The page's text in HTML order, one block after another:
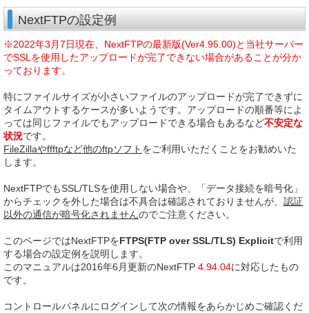
NextFTPの設定例
※2022年3月7日現在、NextFTPの最新版(Ver4.95.00)と当社サーバー
でSSLを使用したアップロードが完了できない場合があることが分か
っております。
特にファイルサイズが小さいファイルのアップロードが完了できずに
タイムアウトするケースが多いようです。アップロードの順番等によ
っては同じファイルでもアップロードできる場合もあるなど不安定な
状況です。
FileZillaやffftpなど他のftpソフト をご利用いただくことをお勧めいた
します。
NextFTPでもSSL/TLSを使用しない場合や、「データ接続を暗号化」
からチェックを外した場合は不具合は確認されておりませんが、 認証
以外の通信が暗号化されませんのでご注意ください。
このページではNextFTPをFTPS(FTP over SSL/TLS) Explicitで利用
する場合の設定例を説明します。
このマニュアルは2016年6月更新のNextFTP 4.94.04に対応したもの
です。
コントロールパネルにログインして次の情報をあらかじめご確認くだ